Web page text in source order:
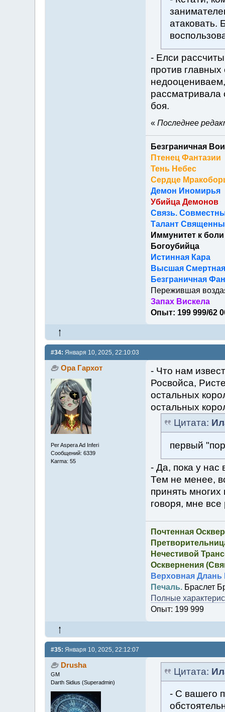
атаковать.
- Елси
против
рассматривала
боя.
« Последнее
Безграничная
Птенец Фантазии
Тень Небес
Сердце
Демон Иномирья
Убийца Демонов
Связь.
Талант
Иммунитет к боли
Богоубийца
Истинная Кара
Высшая Смертная
Безграничная
Пережившая
Запах Вискела
Опыт: 199 999/62
#34: Января 10, 2025, 22:10:03
Ора Гархот
Per Aspera Ad Inferi
Сообщений: 6339
Karma: 55
- Что нам
Росвойса,
остальных
остальных
Цитата:
первый
- Да, пока у нас
Тем не менее,
принять
говоря, мне
Почтенная
Нечестивой
Осквернения
Верховная Длань
Печаль.Браслет
Полные
Опыт: 199 999
#35: Января 10, 2025, 22:12:07
Drusha
GM
Darth Sidius (Superadmin)
Цитата:
- С вашего